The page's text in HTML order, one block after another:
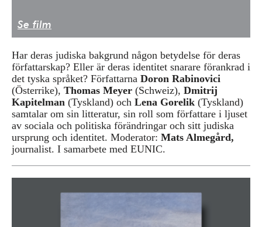
Deltagare
Medlemskap/Kontakt
Integritetspolicy
Donera
Vill du ha information om våra program?
Se film
Har deras judiska bakgrund någon betydelse för deras
författarskap? Eller är deras identitet snarare förankrad i
det tyska språket? Författarna Doron Rabinovici
(Österrike), Thomas Meyer (Schweiz), Dmitrij
Kapitelman (Tyskland) och Lena Gorelik (Tyskland)
samtalar om sin litteratur, sin roll som författare i ljuset
av sociala och politiska förändringar och sitt judiska
ursprung och identitet. Moderator: Mats Almegård,
journalist. I samarbete med EUNIC.